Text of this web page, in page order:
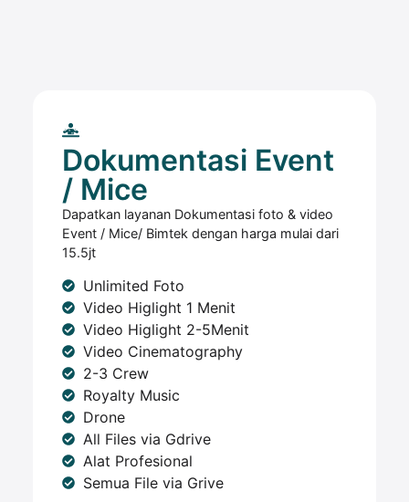
Dokumentasi Event
/ Mice
Dapatkan layanan Dokumentasi foto & video
Event / Mice/ Bimtek dengan harga mulai dari
15.5jt
Unlimited Foto
Video Higlight 1 Menit
Video Higlight 2-5Menit
Video Cinematography
2-3 Crew
Royalty Music
Drone
All Files via Gdrive
Alat Profesional
Semua File via Grive